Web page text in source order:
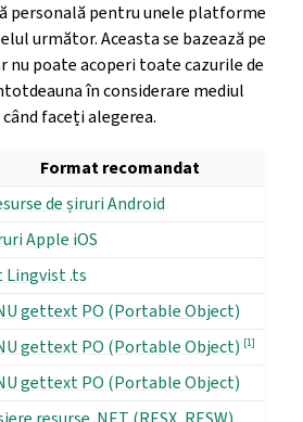
personală pentru unele platforme
următor. Aceasta se bazează pe
nu poate acoperi toate cazurile de
în considerare mediul
faceți alegerea.
Format recomandat
de șiruri Android
Apple iOS
Lingvist .ts
gettext PO (Portable Object)
gettext PO (Portable Object) [1]
gettext PO (Portable Object)